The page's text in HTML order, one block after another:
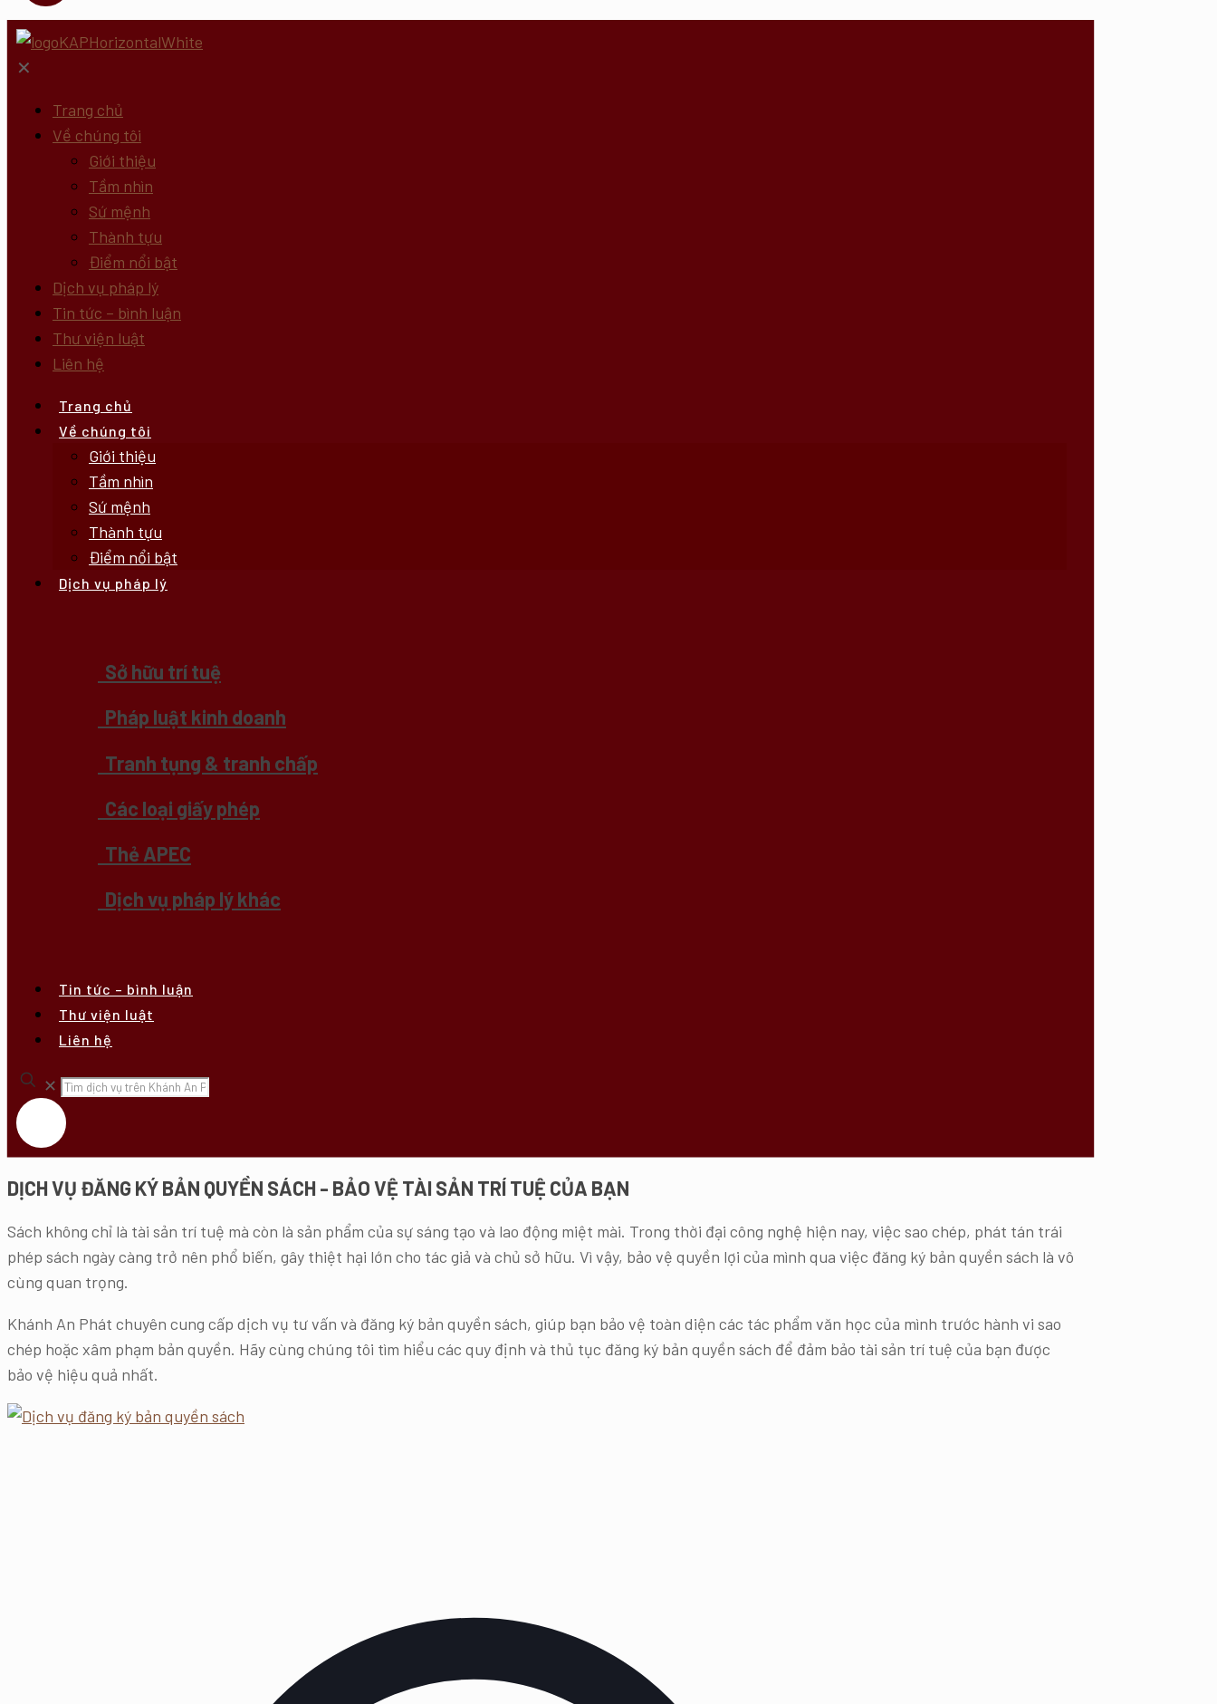
✕
Trang chủ
Về chúng tôi
Giới thiệu
Tầm nhìn
Sứ mệnh
Thành tựu
Điểm nổi bật
Dịch vụ pháp lý
Tin tức – bình luận
Thư viện luật
Liên hệ
Trang chủ
Về chúng tôi
Giới thiệu
Tầm nhìn
Sứ mệnh
Thành tựu
Điểm nổi bật
Dịch vụ pháp lý
Sở hữu trí tuệ
Pháp luật kinh doanh
Tranh tụng & tranh chấp
Các loại giấy phép
Thẻ APEC
Dịch vụ pháp lý khác
Tin tức – bình luận
Thư viện luật
Liên hệ
✕
DỊCH VỤ ĐĂNG KÝ BẢN QUYỀN SÁCH - BẢO VỆ TÀI SẢN TRÍ TUỆ CỦA BẠN
Sách không chỉ là tài sản trí tuệ mà còn là sản phẩm của sự sáng tạo và lao động miệt mài. Trong thời đại công nghệ hiện nay, việc sao chép, phát tán trái
phép sách ngày càng trở nên phổ biến, gây thiệt hại lớn cho tác giả và chủ sở hữu. Vì vậy, bảo vệ quyền lợi của mình qua việc đăng ký bản quyền sách là vô
cùng quan trọng.
Khánh An Phát chuyên cung cấp dịch vụ tư vấn và đăng ký bản quyền sách, giúp bạn bảo vệ toàn diện các tác phẩm văn học của mình trước hành vi sao
chép hoặc xâm phạm bản quyền. Hãy cùng chúng tôi tìm hiểu các quy định và thủ tục đăng ký bản quyền sách để đảm bảo tài sản trí tuệ của bạn được
bảo vệ hiệu quả nhất.